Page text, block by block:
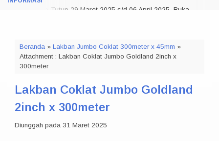
Toko Tutup 29 Maret 2025 s/d 06 April 2025, Buka
Kami menyediakan Bubble wrap di Pekanbaru dalam berbagai
ukuran, Kami juga menyediakan Lakban Daimaru, Lakban Fragile
& Jangan Dibanting, Stretch Film / Plastik Wrapping, Polymailer,
Lainnya.
Bisa Datang Langsung ke Toko Offline Kami Dan Juga Bisa Kirim
ke Seluruh Riau dan Sekitarnya, Terimakasih...
Beranda » Lakban Jumbo Coklat 300meter x 45mm »
Attachment : Lakban Coklat Jumbo Goldland 2inch x
300meter
Lakban Coklat Jumbo Goldland
2inch x 300meter
Diunggah pada 31 Maret 2025